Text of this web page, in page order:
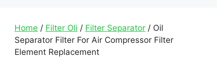
Home / Filter Oli / Filter Separator / Oil
Separator Filter For Air Compressor Filter
Element Replacement